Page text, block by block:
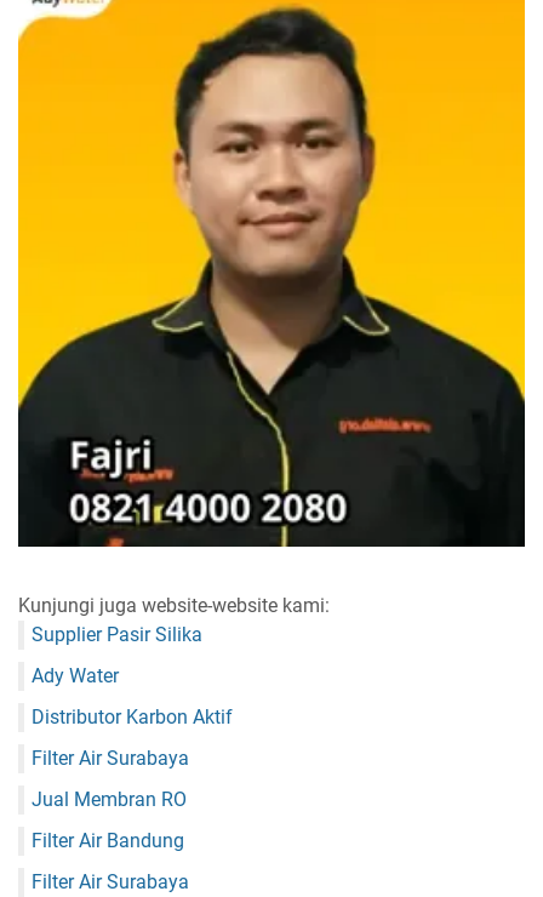
Kunjungi juga website-website kami:
Supplier Pasir Silika
Ady Water
Distributor Karbon Aktif
Filter Air Surabaya
Jual Membran RO
Filter Air Bandung
Filter Air Surabaya